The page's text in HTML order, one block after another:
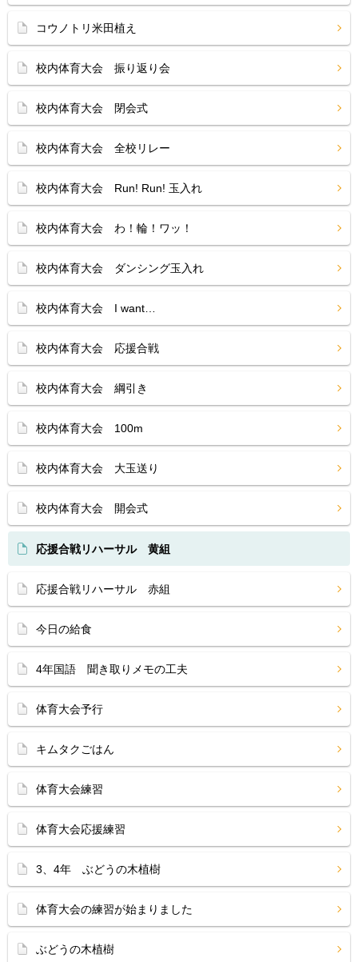
コウノトリ米田植え
校内体育大会 振り返り会
校内体育大会 閉会式
校内体育大会 全校リレー
校内体育大会 Run! Run! 玉入れ
校内体育大会 わ！輪！ワッ！
校内体育大会 ダンシング玉入れ
校内体育大会 I want…
校内体育大会 応援合戦
校内体育大会 綱引き
校内体育大会 100m
校内体育大会 大玉送り
校内体育大会 開会式
応援合戦リハーサル 黄組
応援合戦リハーサル 赤組
今日の給食
4年国語 聞き取りメモの工夫
体育大会予行
キムタクごはん
体育大会練習
体育大会応援練習
3、4年 ぶどうの木植樹
体育大会の練習が始まりました
ぶどうの木植樹